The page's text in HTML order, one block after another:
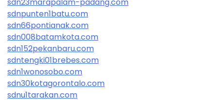
sdnpunten1batu.com
sdn66pontianak.com
sdn008batamkota.com
sdn152pekanbaru.com
sdntengki01brebes.com
sdn1wonosobo.com
sdn30kotagorontalo.com
sdnu1tarakan.com